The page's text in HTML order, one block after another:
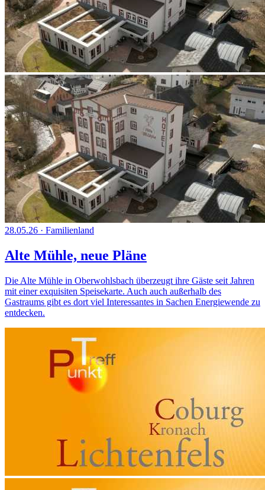
28.05.26 · Familienland
Alte Mühle, neue Pläne
Die Alte Mühle in Oberwohlsbach überzeugt ihre Gäste seit Jahren
mit einer exquisiten Speisekarte. Auch auch außerhalb des
Gastraums gibt es dort viel Interessantes in Sachen Energiewende zu
entdecken.